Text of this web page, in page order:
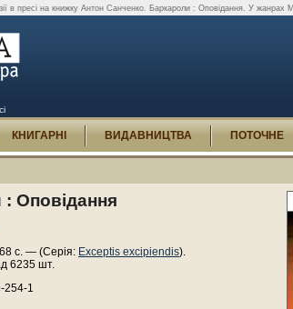
в пресі на книжку Антон Санченко. Баркароли : Оповідання. У
КНИГАРНІ ВИДАВНИЦТВА ПОТОЧНЕ
Оповідання
с. — (Серія: Exceptis excipiendis).
6235 шт.
254-1